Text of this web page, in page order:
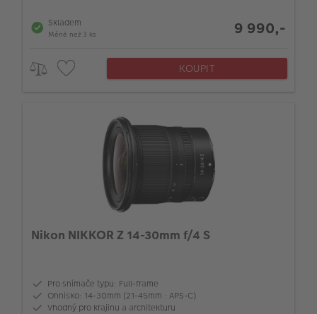
Skladem
Méně než 3 ks 9 990,-
KOUPIT
Nikon NIKKOR Z 14-30mm f/4 S
Pro snímače typu: Full-frame
Ohnisko: 14-30mm (21-45mm : APS-C)
Vhodný pro krajinu a architekturu